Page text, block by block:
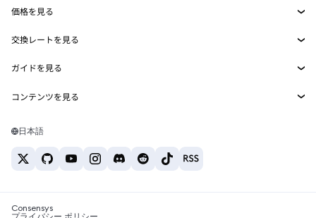
MetaMask Connect
Snaps
Web3サービス
セキュリティ
サポート
キャリア
お問い合わせ
価格を見る
イーサリアムの価格
Solanaの価格
Tetherの価格
交換レートを見る
ETH→USD
USDT→INR
BTC→INR
ETH→USDT
ガイドを見る
ETHの購入
USDTの購入
SHIBの購入
コンテンツを見る
Solanaウォレット
税制関連ニュース
日本語
Consensys